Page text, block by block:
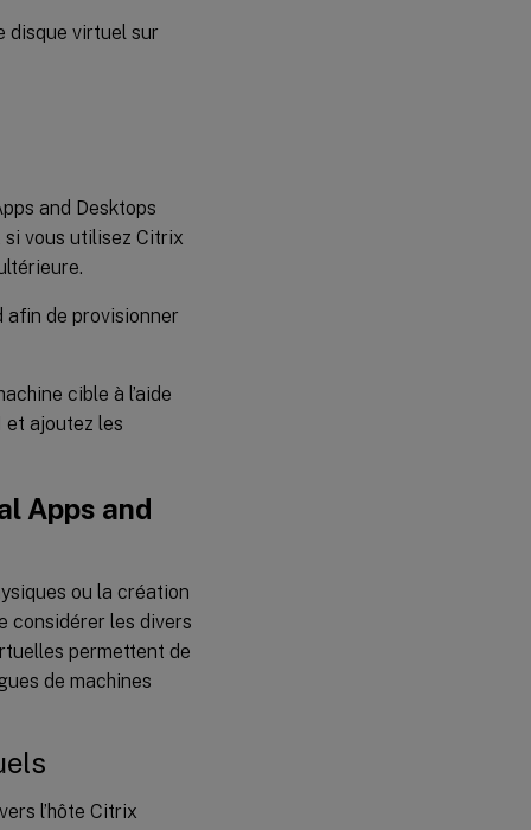
disque virtuel sur
and Desktops
si vous utilisez Citrix
afin de provisionner
cible à l’aide
et ajoutez les
Apps and
ou la création
considérer les divers
permettent de
de machines
l’hôte Citrix